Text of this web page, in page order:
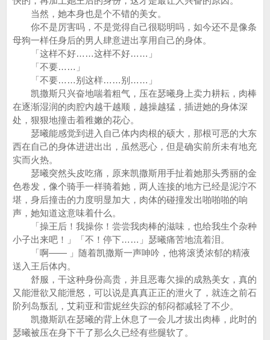
当然，她本身也是个不错的美女。
你不是厉害吗，不是觉得自己很聪明吗，如今还不是像条
母狗一样任身后的男人肆意进出享用自己的身体。
「这样不好……这样不好……」
「不要……」
「不要……别这样……别……」
凯撒斯只兴奋地喘着粗气，压在瑟曦身上卖力耕耘，肉棒
在逐渐湿润的肉腔内越干越顺，越操越猛，插进她的身体深
处，狠狠地撞击着稚嫩的花心。
瑟曦能感觉到进入自己体内肉根的硕大，那根可恶的大东
西在自己的身体进进出出，虽然恶心，但是确实前所未有地充
实而火热。
瑟曦突然头皮吃痛，原来凯撒斯用手扯着她那头秀丽的金
色卷发，像个骑手一样骑着她，两人连接的地方已经是泥泞不
堪，身后撞击的力度明显加大，肉体的碰撞发出啪啪啪的响
声，她知道这意味着什么。
「操王后！我操你！尝尝我肉棒的滋味，也给我生个杂种
小子出来吧！」「不！停下……」瑟曦痛苦地流着泪。
「啊—— 」随着凯撒斯一声呻吟，他将滚烫浓郁的精液
送入王后体内。
舒服，干这种身份高贵，并且恶毒欠操的成熟美女，真的
又能泄欲又能泄怒，可以说是真真正正的泄火了，就连之前石
阶列岛叛乱，艾莉亚和雷妮丝失踪的郁闷都减轻了不少。
凯撒斯趴在瑟曦的背上休息了一会儿才拔出肉棒，此时的
瑟曦被压在身下干了那么久已经有些腿软了。